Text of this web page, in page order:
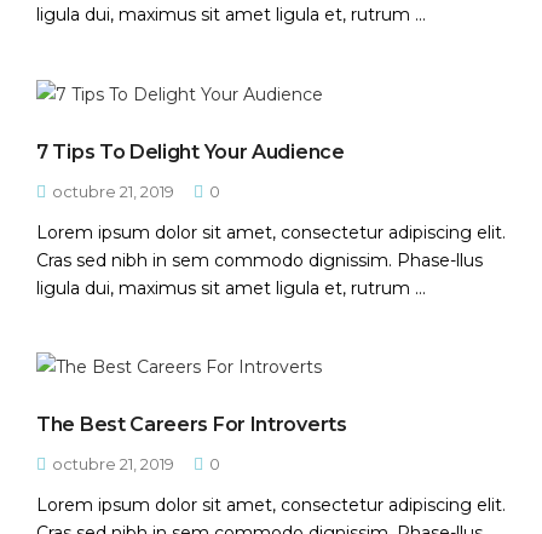
Acceso
ligula dui, maximus sit amet ligula et, rutrum ...
7 Tips To Delight Your Audience
octubre 21, 2019 0
Lorem ipsum dolor sit amet, consectetur adipiscing elit.
Cras sed nibh in sem commodo dignissim. Phase-llus
ligula dui, maximus sit amet ligula et, rutrum ...
The Best Careers For Introverts
octubre 21, 2019 0
Lorem ipsum dolor sit amet, consectetur adipiscing elit.